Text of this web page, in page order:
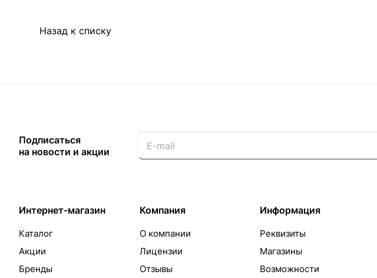
Назад к списку
Подписаться
на новости и акции
Интернет-магазин
Каталог
Акции
Бренды
Компания
О компании
Лицензии
Отзывы
Информация
Реквизиты
Магазины
Возможности